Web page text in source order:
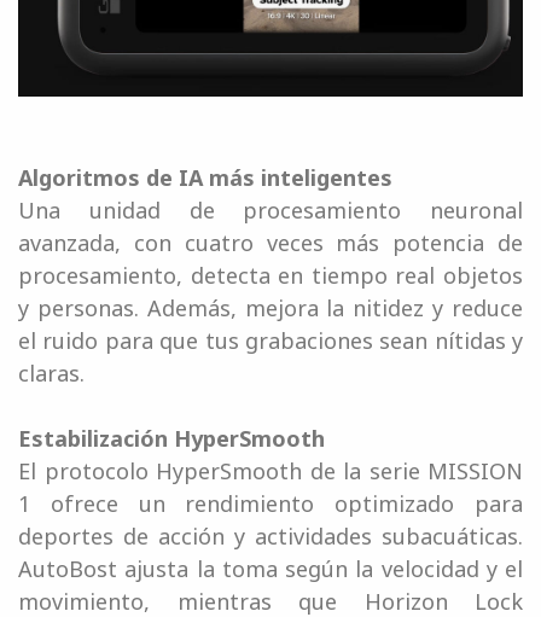
Algoritmos de IA más inteligentes
Una unidad de procesamiento neuronal
avanzada, con cuatro veces más potencia de
procesamiento, detecta en tiempo real objetos
y personas. Además, mejora la nitidez y reduce
el ruido para que tus grabaciones sean nítidas y
claras.
Estabilización HyperSmooth
El protocolo HyperSmooth de la serie MISSION
1 ofrece un rendimiento optimizado para
deportes de acción y actividades subacuáticas.
AutoBost ajusta la toma según la velocidad y el
movimiento, mientras que Horizon Lock